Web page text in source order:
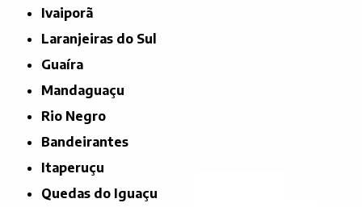
Ivaiporã
Laranjeiras do Sul
Guaíra
Mandaguaçu
Rio Negro
Bandeirantes
Itaperuçu
Quedas do Iguaçu